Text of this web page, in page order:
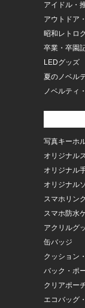
アイドル・
アウトドア
昭和レトロ
卒業・卒園
LEDグッズ
夏のノベル
ノベルティ
写真キーホ
オリジナル
オリジナル
オリジナル
スマホリン
スマホ防水
アクリルグ
缶バッジ
クッション
バック・ポ
クリアポー
エコバッグ